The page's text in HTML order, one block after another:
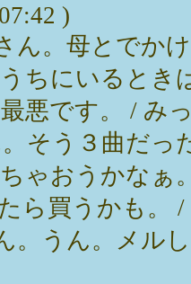
)
ん。母とでか
ちにいるとき
悪です。 / み
そう３曲だ
ゃおうかなぁ
ら買うかも。
。うん。メル